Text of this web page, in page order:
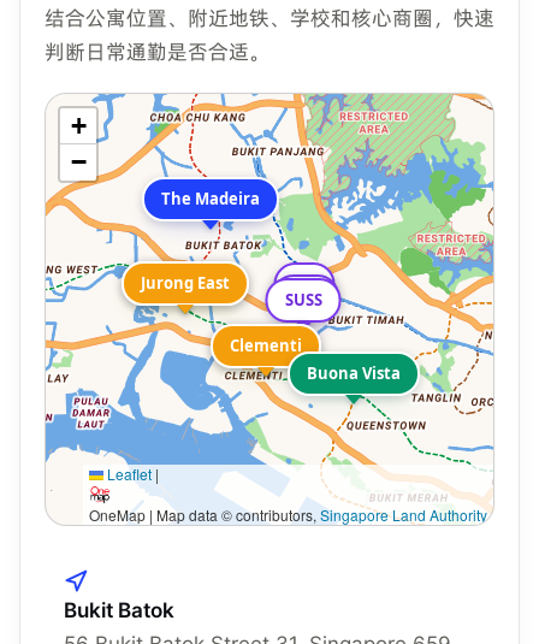
结合公寓位置、附近地铁、学校和核心商圈，快速
判断日常通勤是否合适。
The Madeira
Jurong East
Clementi
Buona Vista
NP
SIM
SUSS
Jurong East
Clementi
+
−
Leaflet |
OneMap | Map data © contributors, Singapore Land Authority
Bukit Batok